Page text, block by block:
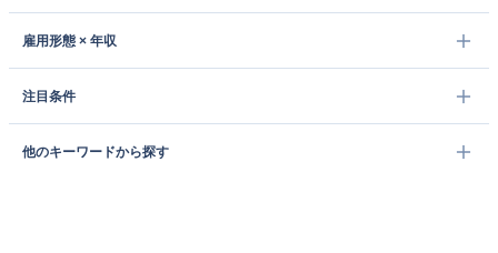
雇用形態 × 年収
注目条件
他のキーワードから探す